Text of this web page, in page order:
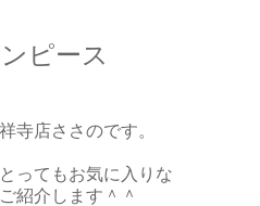
ピース
寺店ささのです。
ってもお気に入りな
紹介します＾＾